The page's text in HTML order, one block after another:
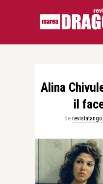
Alina
il
de